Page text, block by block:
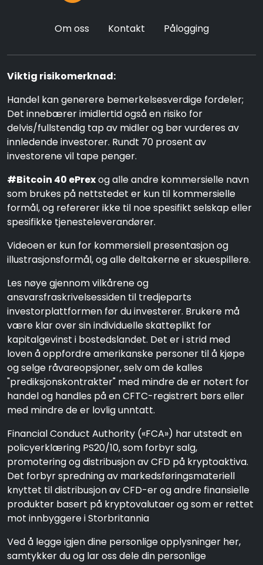
Om oss Kontakt Pålogging
Viktig risikomerknad:
Handel kan generere bemerkelsesverdige fordeler;
Det innebærer imidlertid også en risiko for
delvis/fullstendig tap av midler og bør vurderes av
innledende investorer. Rundt 70 prosent av
investorene vil tape penger.
#Bitcoin 40 ePrexog alle andre kommersielle navn
som brukes på nettstedet er kun til kommersielle
formål, og refererer ikke til noe spesifikt selskap eller
spesifikke tjenesteleverandører.
Videoen er kun for kommersiell presentasjon og
illustrasjonsformål, og alle deltakerne er skuespillere.
Les nøye gjennom vilkårene og
ansvarsfraskrivelsessiden til tredjeparts
investorplattformen før du investerer. Brukere må
være klar over sin individuelle skatteplikt for
kapitalgevinst i bostedslandet. Det er i strid med
loven å oppfordre amerikanske personer til å kjøpe
og selge råvareopsjoner, selv om de kalles
"prediksjonskontrakter" med mindre de er notert for
handel og handles på en CFTC-registrert børs eller
med mindre de er lovlig unntatt.
Financial Conduct Authority («FCA») har utstedt en
policyerklæring PS20/10, som forbyr salg,
promotering og distribusjon av CFD på kryptoaktiva.
Det forbyr spredning av markedsføringsmateriell
knyttet til distribusjon av CFD-er og andre finansielle
produkter basert på kryptovalutaer og som er rettet
mot innbyggere i Storbritannia
Ved å legge igjen dine personlige opplysninger her,
samtykker du og lar oss dele din personlige